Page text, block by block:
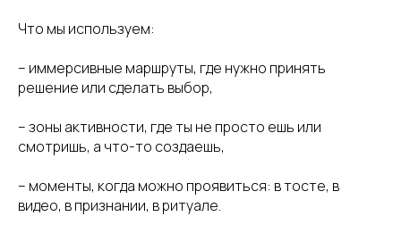
Что мы используем:
– иммерсивные маршруты, где нужно принять
решение или сделать выбор,
– зоны активности, где ты не просто ешь или
смотришь, а что-то создаешь,
– моменты, когда можно проявиться: в тосте, в
видео, в признании, в ритуале.